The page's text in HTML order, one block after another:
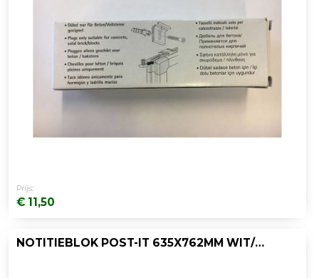
Prijs:
€ 11,50
NOTITIEBLOK POST-IT 635X762MM WIT/PK2